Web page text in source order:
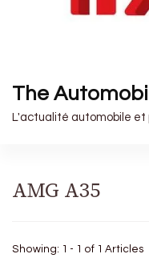
The
L'actualité automobile et
AMG A35
Showing: 1 - 1 of 1 Articles